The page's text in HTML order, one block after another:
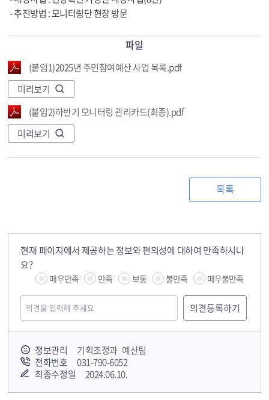
- 추진방법 : 모니터링단 현장 방문
파일
(붙임1)2025년 주민참여예산 사업 목록.pdf
미리보기
(붙임2)하반기 모니터링 관리카드(최종).pdf
미리보기
목록
현재 페이지에서 제공하는 정보와 편의성에 대하여 만족하시나
요?
매우만족 만족 보통 불만족 매우불만족
정보관리
기획조정과 예산팀
전화번호
031-790-6052
최종수정일
2024.06.10.